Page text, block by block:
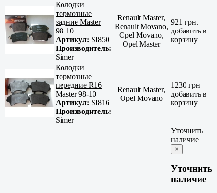
Колодки
тормозные
задние Master
98-10
Артикул: SI850
Производитель:
Simer
Renault Master,
Renault Movano,
Opel Movano,
Opel Master
921 грн.
добавить в
корзину
Колодки
тормозные
передние R16
Master 98-10
Артикул: SI816
Производитель:
Simer
Renault Master,
Opel Movano
1230 грн.
добавить в
корзину
Уточнить
наличие
×
Уточнить
наличие